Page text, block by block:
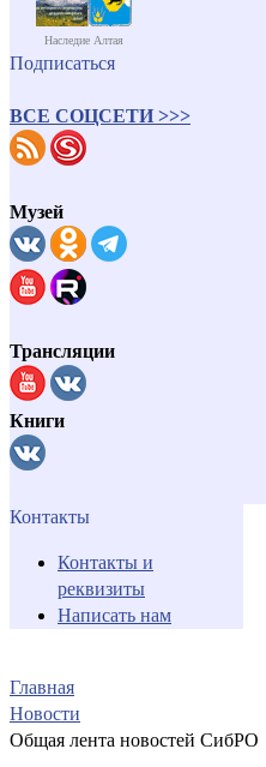
Наследие Алтая
Подписаться
ВСЕ СОЦСЕТИ >>>
Музей
Трансляции
Книги
Контакты
Контакты и
реквизиты
Написать нам
Главная
Новости
Общая лента новостей СибРО